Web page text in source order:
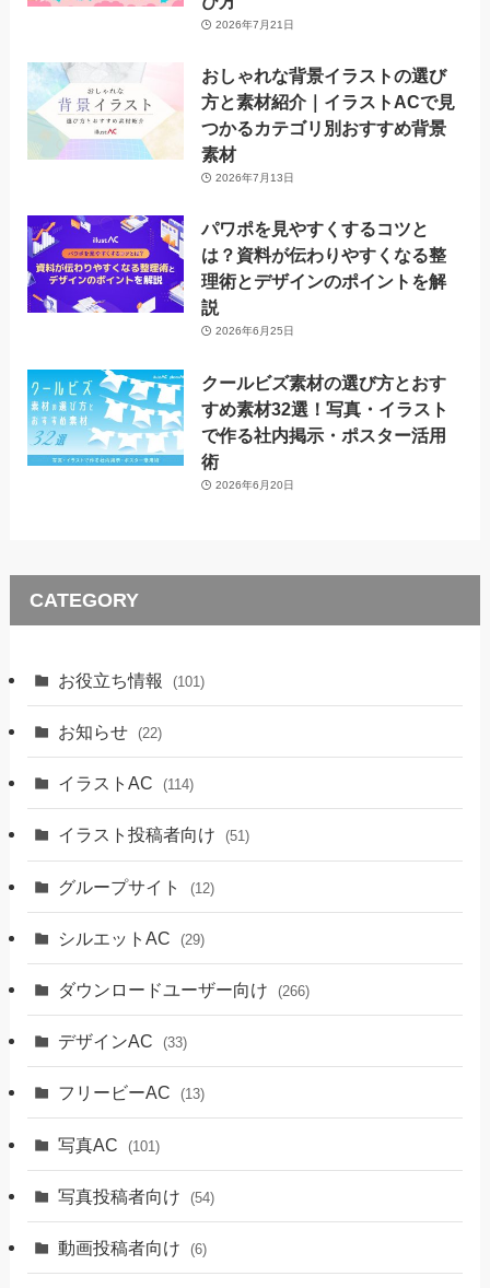
2026年7月21日
おしゃれな背景イラストの選び
方と素材紹介｜イラストACで見
つかるカテゴリ別おすすめ背景
素材
2026年7月13日
パワポを見やすくするコツと
は？資料が伝わりやすくなる整
理術とデザインのポイントを解
説
2026年6月25日
クールビズ素材の選び方とおす
すめ素材32選！写真・イラスト
で作る社内掲示・ポスター活用
術
2026年6月20日
CATEGORY
お役立ち情報 (101)
お知らせ (22)
イラストAC (114)
イラスト投稿者向け (51)
グループサイト (12)
シルエットAC (29)
ダウンロードユーザー向け (266)
デザインAC (33)
フリービーAC (13)
写真AC (101)
写真投稿者向け (54)
動画投稿者向け (6)